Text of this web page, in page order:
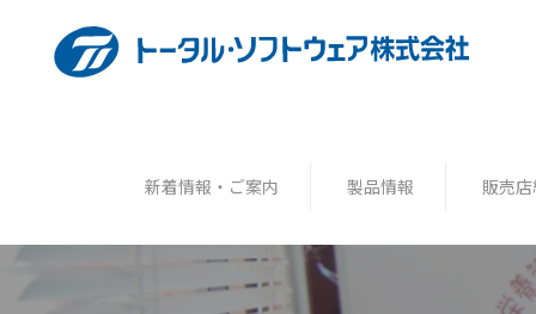
新着情報・ご案内 製品情報 販売